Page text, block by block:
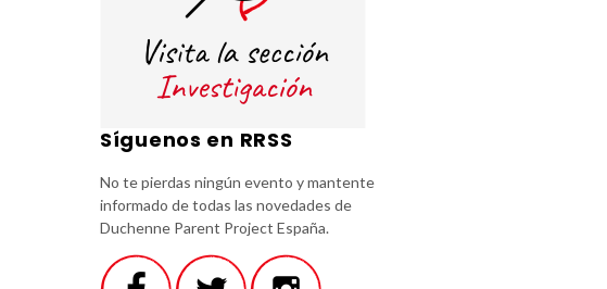
Síguenos en RRSS
No te pierdas ningún evento y mantente
informado de todas las novedades de
Duchenne Parent Project España.